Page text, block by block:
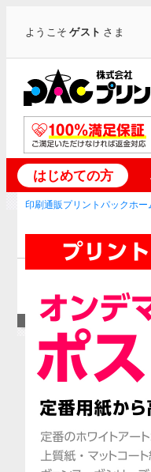
ようこそゲスト さま
はじめての方
印刷通販プリントパックホー